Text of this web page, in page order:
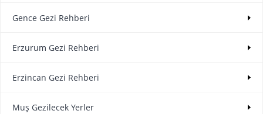
Gence Gezi Rehberi
Erzurum Gezi Rehberi
Erzincan Gezi Rehberi
Muş Gezilecek Yerler